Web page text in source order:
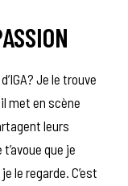
Je le trouve
met en scène
leurs
que je
le regarde. C’est